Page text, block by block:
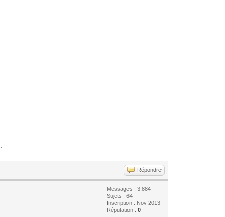
Répondre
Messages : 3,884
Sujets : 64
Inscription : Nov 2013
Réputation :0